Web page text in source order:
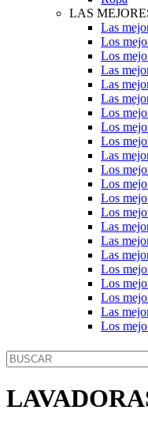
LAS
Las
Los
Los
Las
Las
Las
Los
Los
Los
Las
Los
Los
Los
Los
Las
Las
Las
Los
Los
Los
Las
Los